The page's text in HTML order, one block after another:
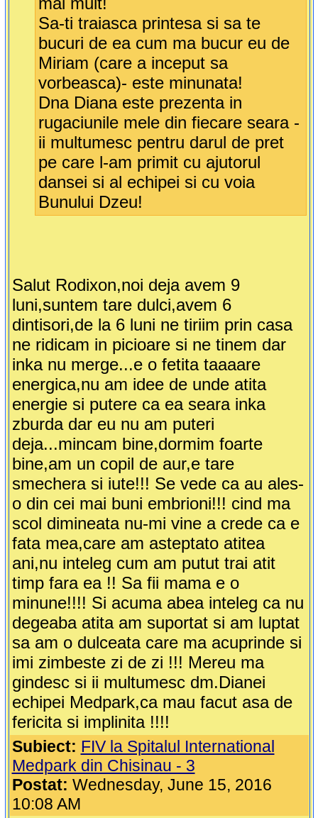
Sa-ti traiasca printesa si sa te
bucuri de ea cum ma bucur eu de
Miriam (care a inceput sa
vorbeasca)- este minunata!
Dna Diana este prezenta in
rugaciunile mele din fiecare seara -
ii multumesc pentru darul de pret
pe care l-am primit cu ajutorul
dansei si al echipei si cu voia
Bunului Dzeu!
Salut Rodixon,noi deja avem 9
luni,suntem tare dulci,avem 6
dintisori,de la 6 luni ne tiriim prin casa
ne ridicam in picioare si ne tinem dar
inka nu merge...e o fetita taaaare
energica,nu am idee de unde atita
energie si putere ca ea seara inka
zburda dar eu nu am puteri
deja...mincam bine,dormim foarte
bine,am un copil de aur,e tare
smechera si iute!!! Se vede ca au ales-
o din cei mai buni embrioni!!! cind ma
scol dimineata nu-mi vine a crede ca e
fata mea,care am asteptato atitea
ani,nu inteleg cum am putut trai atit
timp fara ea !! Sa fii mama e o
minune!!!! Si acuma abea inteleg ca nu
degeaba atita am suportat si am luptat
sa am o dulceata care ma acuprinde si
imi zimbeste zi de zi !!! Mereu ma
gindesc si ii multumesc dm.Dianei
echipei Medpark,ca mau facut asa de
fericita si implinita !!!!
Subiect: FIV la Spitalul International
Medpark din Chisinau - 3
Postat: Wednesday, June 15, 2016
10:08 AM